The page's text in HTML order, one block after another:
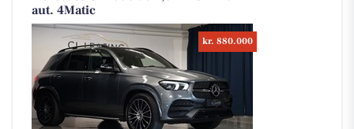
aut. 4Matic
kr. 880.000